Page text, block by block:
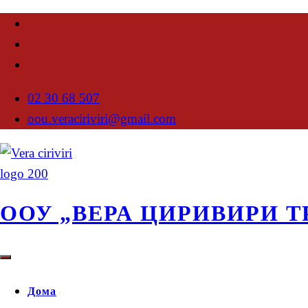
02 30 68 507
oou.veraciriviri@gmail.com
ООУ „ВЕРА ЦИРИВИРИ
Дома